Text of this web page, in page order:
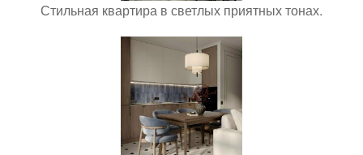
Стильная квартира в светлых приятных тонах.